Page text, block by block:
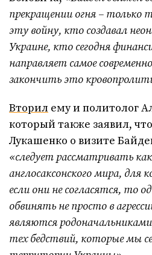
прекращении огня –
эту войну, кто создавал
Украине, кто сегодня
направляет самое
закончить это
Вторил ему и политолог
который также заявил,
Лукашенко о визите
«следует рассматривать как
англосаксонского мира, для
если они не согласятся, то
обвинять не просто в
являются
тех бедствий, которые мы